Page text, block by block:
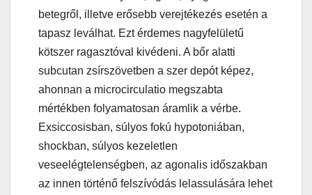
betegről, illetve erősebb verejtékezés esetén a
tapasz leválhat. Ezt érdemes nagyfelületű
kötszer ragasztóval kivédeni. A bőr alatti
subcutan zsírszövetben a szer depót képez,
ahonnan a microcirculatio megszabta
mértékben folyamatosan áramlik a vérbe.
Exsiccosisban, súlyos fokú hypotoniában,
shockban, súlyos kezeletlen
veseelégtelenségben, az agonalis időszakban
az innen történő felszívódás lelassulására lehet